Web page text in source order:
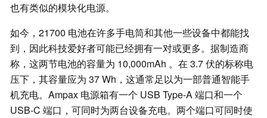
也有类似的模块化电源。
如今，21700 电池在许多手电筒和其他一些设备中都能找
到，因此科技爱好者可能已经拥有一对或更多。据制造商
称，这两节电池的容量为 10,000mAh 。在 3.7 伏的标称电
压下，其容量应为 37 Wh，这通常足以为一部普通智能手
机充电。Ampax 电源箱有一个 USB Type-A 端口和一个
USB-C 端口，可同时为两台设备充电。两个端口可同时使